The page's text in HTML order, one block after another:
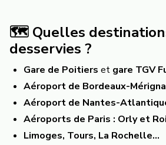
🗺️ Quelles
desservies ?
Gare de Poitiers et gare TGV
Aéroport de Bordeaux-
Aéroport de Nantes-
Aéroports de Paris : Orly et
Limoges, Tours, La Rochelle...